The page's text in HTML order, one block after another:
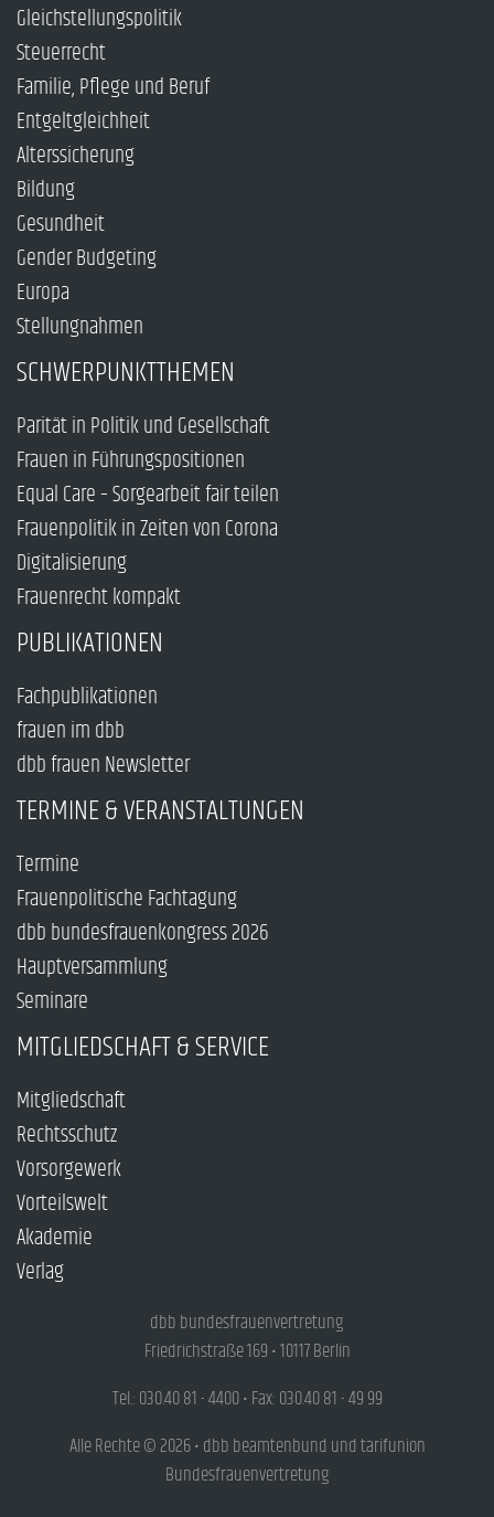
Gleichstellungspolitik
Steuerrecht
Familie, Pflege und Beruf
Entgeltgleichheit
Alterssicherung
Bildung
Gesundheit
Gender Budgeting
Europa
Stellungnahmen
SCHWERPUNKTTHEMEN
Parität in Politik und Gesellschaft
Frauen in Führungspositionen
Equal Care – Sorgearbeit fair teilen
Frauenpolitik in Zeiten von Corona
Digitalisierung
Frauenrecht kompakt
PUBLIKATIONEN
Fachpublikationen
frauen im dbb
dbb frauen Newsletter
TERMINE & VERANSTALTUNGEN
Termine
Frauenpolitische Fachtagung
dbb bundesfrauenkongress 2026
Hauptversammlung
Seminare
MITGLIEDSCHAFT & SERVICE
Mitgliedschaft
Rechtsschutz
Vorsorgewerk
Vorteilswelt
Akademie
Verlag
dbb bundesfrauenvertretung
Friedrichstraße 169 • 10117 Berlin
Tel.: 030.40 81 - 4400 • Fax: 030.40 81 - 49 99
Alle Rechte © 2026 • dbb beamtenbund und tarifunion
Bundesfrauenvertretung